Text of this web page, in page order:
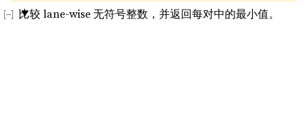
比较 lane-wise 无符号整数，并返回每对中的最小值。